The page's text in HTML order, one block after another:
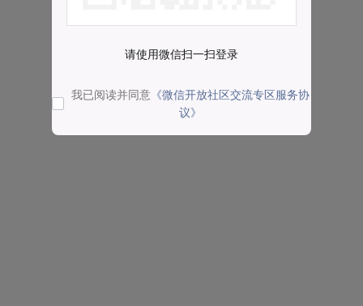
请使用微信扫一扫登录
我已阅读并同意 《微信开放社区交流专区服务协
议》